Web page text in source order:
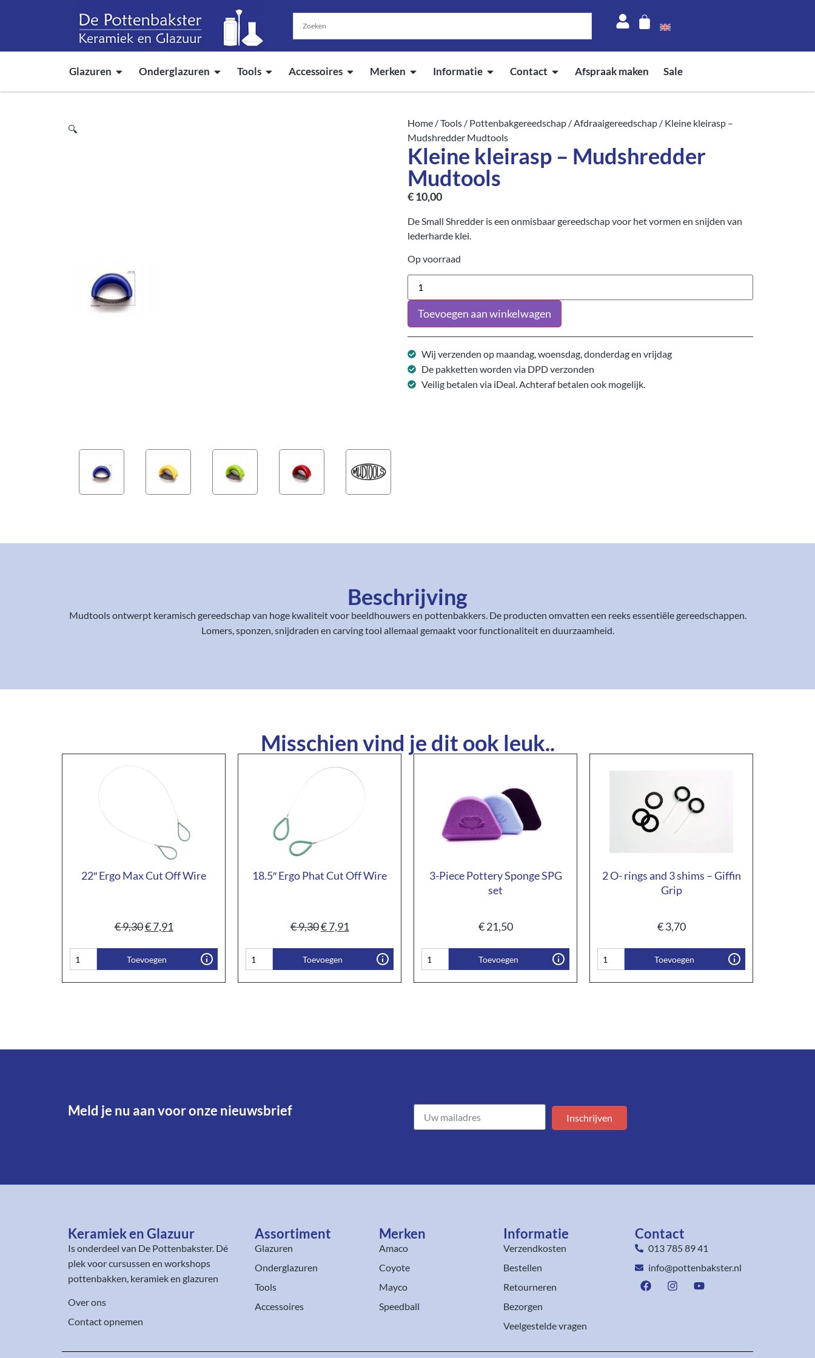
Glazuren Onderglazuren Tools Accessoires Merken Informatie Contact Afspraak maken Sale
🔍
Home /Tools / Pottenbakgereedschap /Afdraaigereedschap / Kleine kleirasp –
Mudshredder Mudtools
Kleine kleirasp – Mudshredder
Mudtools
€10,00
De Small Shredder is een onmisbaar gereedschap voor het vormen en snijden van
lederharde klei.
Op voorraad
Toevoegen aan winkelwagen
Wij verzenden op maandag, woensdag, donderdag en vrijdag
De pakketten worden via DPD verzonden
Veilig betalen via iDeal. Achteraf betalen ook mogelijk.
Beschrijving
Mudtools ontwerpt keramisch gereedschap van hoge kwaliteit voor beeldhouwers en pottenbakkers. De producten omvatten een reeks essentiële gereedschappen.
Lomers, sponzen, snijdraden en carving tool allemaal gemaakt voor functionaliteit en duurzaamheid.
Misschien vind je dit ook leuk..
22″ Ergo Max Cut Off Wire
€9,30€7,91
Toevoegen
18.5″ Ergo Phat Cut Off Wire
€9,30€7,91
Toevoegen
3-Piece Pottery Sponge SPG
set
€21,50
Toevoegen
2 O- rings and 3 shims – Giffin
Grip
€3,70
Toevoegen
Meld je nu aan voor onze nieuwsbrief​ Inschrijven
Keramiek en Glazuur​
Is onderdeel van De Pottenbakster. Dé
plek voor cursussen en workshops
pottenbakken, keramiek en glazuren
Over ons
Contact opnemen
Assortiment​
Glazuren
Onderglazuren
Tools
Accessoires
Merken
Amaco
Coyote
Mayco
Speedball
Informatie
Verzendkosten
Bestellen
Retourneren
Bezorgen
Veelgestelde vragen
Contact
013 785 89 41
info@pottenbakster.nl